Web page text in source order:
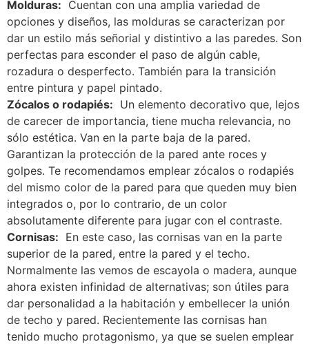
Molduras: Cuentan con una amplia variedad de
opciones y diseños, las molduras se caracterizan por
dar un estilo más señorial y distintivo a las paredes. Son
perfectas para esconder el paso de algún cable,
rozadura o desperfecto. También para la transición
entre pintura y papel pintado.
Zócalos o rodapiés: Un elemento decorativo que, lejos
de carecer de importancia, tiene mucha relevancia, no
sólo estética. Van en la parte baja de la pared.
Garantizan la protección de la pared ante roces y
golpes. Te recomendamos emplear zócalos o rodapiés
del mismo color de la pared para que queden muy bien
integrados o, por lo contrario, de un color
absolutamente diferente para jugar con el contraste.
Cornisas: En este caso, las cornisas van en la parte
superior de la pared, entre la pared y el techo.
Normalmente las vemos de escayola o madera, aunque
ahora existen infinidad de alternativas; son útiles para
dar personalidad a la habitación y embellecer la unión
de techo y pared. Recientemente las cornisas han
tenido mucho protagonismo, ya que se suelen emplear